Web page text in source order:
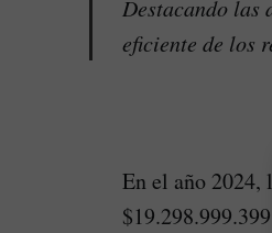
Destacando las
eficiente de los
En el año 2024,